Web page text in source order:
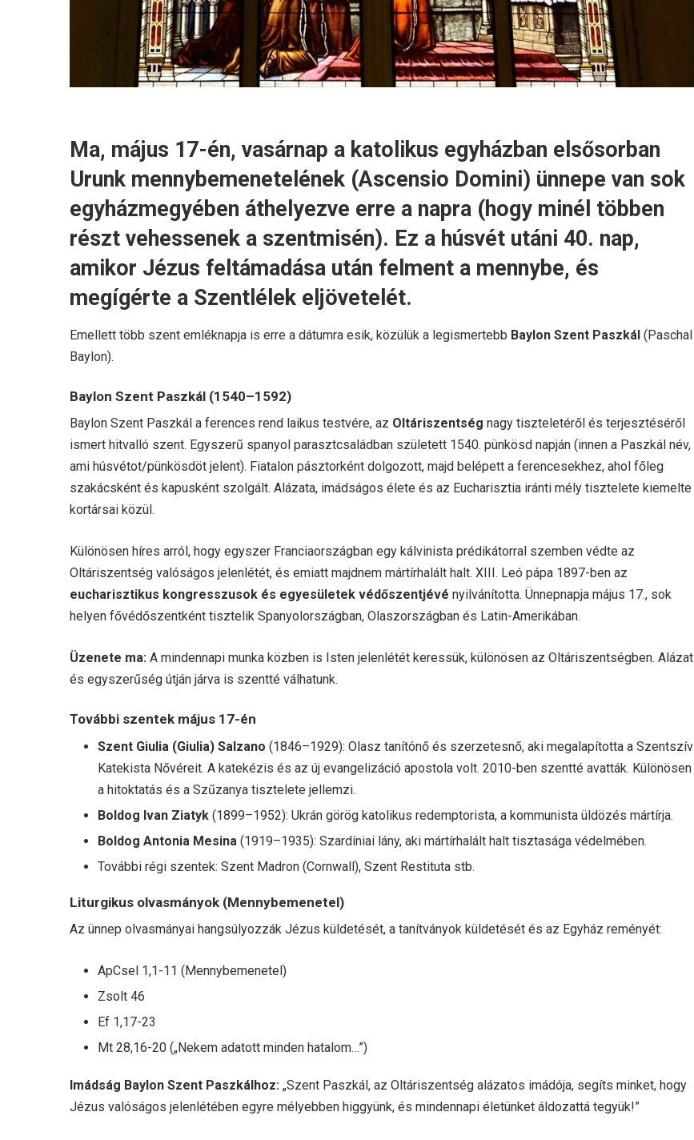
Ma, május 17-én, vasárnap a katolikus egyházban elsősorban
Urunk mennybemenetelének (Ascensio Domini) ünnepe van sok
egyházmegyében áthelyezve erre a napra (hogy minél többen
részt vehessenek a szentmisén). Ez a húsvét utáni 40. nap,
amikor Jézus feltámadása után felment a mennybe, és
megígérte a Szentlélek eljövetelét.
Emellett több szent emléknapja is erre a dátumra esik, közülük a legismertebb Baylon Szent Paszkál (Paschal
Baylon).
Baylon Szent Paszkál (1540–1592)
Baylon Szent Paszkál a ferences rend laikus testvére, az Oltáriszentség nagy tiszteletéről és terjesztéséről
ismert hitvalló szent. Egyszerű spanyol parasztcsaládban született 1540. pünkösd napján (innen a Paszkál név,
ami húsvétot/pünkösdöt jelent). Fiatalon pásztorként dolgozott, majd belépett a ferencesekhez, ahol főleg
szakácsként és kapusként szolgált. Alázata, imádságos élete és az Eucharisztia iránti mély tisztelete kiemelte
kortársai közül.
Különösen híres arról, hogy egyszer Franciaországban egy kálvinista prédikátorral szemben védte az
Oltáriszentség valóságos jelenlétét, és emiatt majdnem mártírhalált halt. XIII. Leó pápa 1897-ben az
eucharisztikus kongresszusok és egyesületek védőszentjévé nyilvánította. Ünnepnapja május 17., sok
helyen fővédőszentként tisztelik Spanyolországban, Olaszországban és Latin-Amerikában.
Üzenete ma: A mindennapi munka közben is Isten jelenlétét keressük, különösen az Oltáriszentségben. Alázat
és egyszerűség útján járva is szentté válhatunk.
További szentek május 17-én
Szent Giulia (Giulia) Salzano (1846–1929): Olasz tanítónő és szerzetesnő, aki megalapította a Szentszív
Katekista Nővéreit. A katekézis és az új evangelizáció apostola volt. 2010-ben szentté avatták. Különösen
a hitoktatás és a Szűzanya tisztelete jellemzi.
Boldog Ivan Ziatyk (1899–1952): Ukrán görög katolikus redemptorista, a kommunista üldözés mártírja.
Boldog Antonia Mesina (1919–1935): Szardíniai lány, aki mártírhalált halt tisztasága védelmében.
További régi szentek: Szent Madron (Cornwall), Szent Restituta stb.
Liturgikus olvasmányok (Mennybemenetel)
Az ünnep olvasmányai hangsúlyozzák Jézus küldetését, a tanítványok küldetését és az Egyház reményét:
ApCsel 1,1-11 (Mennybemenetel)
Zsolt 46
Ef 1,17-23
Mt 28,16-20 („Nekem adatott minden hatalom…”)
Imádság Baylon Szent Paszkálhoz: „Szent Paszkál, az Oltáriszentség alázatos imádója, segíts minket, hogy
Jézus valóságos jelenlétében egyre mélyebben higgyünk, és mindennapi életünket áldozattá tegyük!”